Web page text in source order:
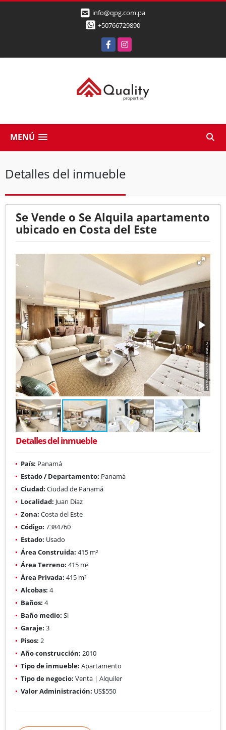
info@qpg.com.pa
+50766729890
FacebookInstagram
MENÚ
Detalles del inmueble
Se Vende o Se Alquila apartamento
ubicado en Costa del Este
Detalles del inmueble
País: Panamá
Estado / Departamento: Panamá
Ciudad: Ciudad de Panamá
Localidad: Juan Díaz
Zona: Costa del Este
Código: 7384760
Estado: Usado
Área Construida: 415 m²
Área Terreno: 415 m²
Área Privada: 415 m²
Alcobas: 4
Baños: 4
Baño medio: Si
Garaje: 3
Pisos: 2
Año construcción: 2010
Tipo de inmueble: Apartamento
Tipo de negocio: Venta | Alquiler
Valor Administración: US$550